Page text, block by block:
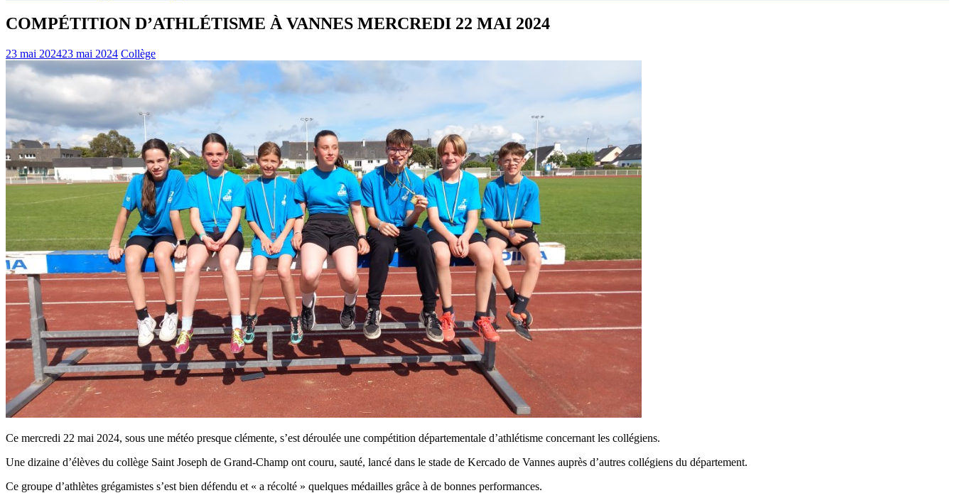
COMPÉTITION D’ATHLÉTISME À VANNES MERCREDI 22 MAI 2024
23 mai 202423 mai 2024 Collège
Ce mercredi 22 mai 2024, sous une météo presque clémente, s’est déroulée une compétition départementale d’athlétisme concernant les collégiens.
Une dizaine d’élèves du collège Saint Joseph de Grand-Champ ont couru, sauté, lancé dans le stade de Kercado de Vannes auprès d’autres collégiens du département.
Ce groupe d’athlètes grégamistes s’est bien défendu et « a récolté » quelques médailles grâce à de bonnes performances.